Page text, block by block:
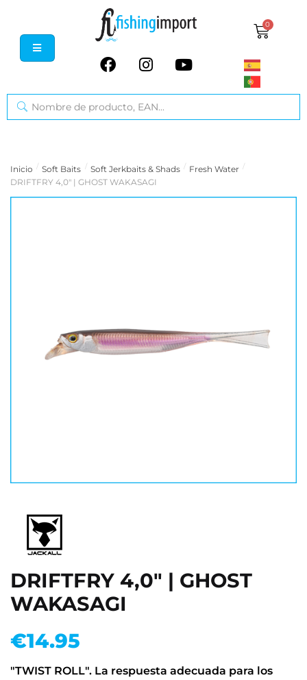
0
Inicio / Soft Baits / Soft Jerkbaits & Shads / Fresh Water /
DRIFTFRY 4,0" | GHOST WAKASAGI
DRIFTFRY 4,0" | GHOST
WAKASAGI
€14.95
"TWIST ROLL". La respuesta adecuada para los